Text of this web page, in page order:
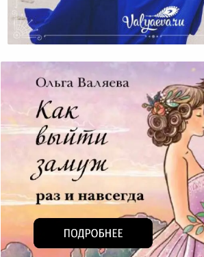
Двадцать Лет Назад И